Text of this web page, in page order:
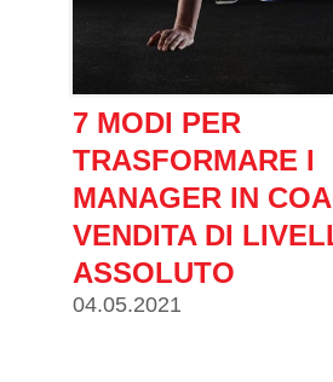
7 MODI PER
TRASFORMARE I
MANAGER IN
VENDITA DI
ASSOLUTO
04.05.2021